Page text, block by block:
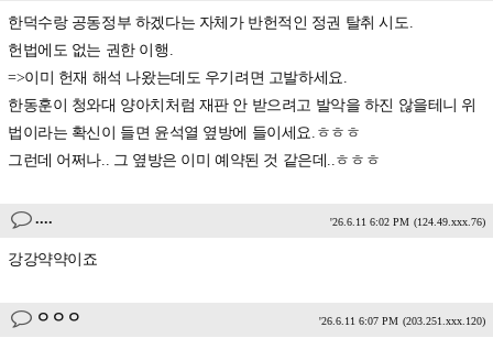
한덕수랑 공동정부 하겠다는 자체가 반헌적인 정권 탈취 시도.
헌법에도 없는 권한 이행.
=>이미 헌재 해석 나왔는데도 우기려면 고발하세요.
한동훈이 청와대 양아치처럼 재판 안 받으려고 발악을 하진 않을테니 위
법이라는 확신이 들면 윤석열 옆방에 들이세요.ㅎㅎㅎ
그런데 어쩌나.. 그 옆방은 이미 예약된 것 같은데..ㅎㅎㅎ
.... '26.6.11 6:02 PM (124.49.xxx.76)
강강약약이죠
ㅇㅇㅇ '26.6.11 6:07 PM (203.251.xxx.120)